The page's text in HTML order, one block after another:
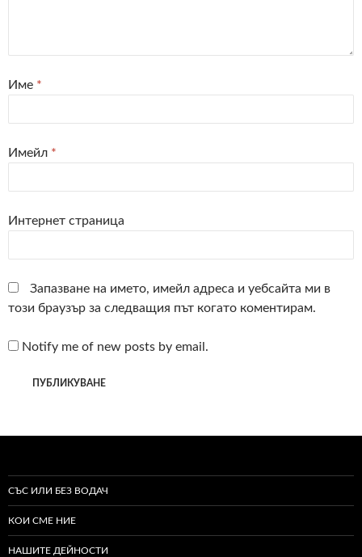
Име *
Имейл *
Интернет страница
Запазване на името, имейл адреса и уебсайта ми в
този браузър за следващия път когато коментирам.
Notify me of new posts by email.
СЪС ИЛИ БЕЗ ВОДАЧ
КОИ СМЕ НИЕ
НАШИТЕ ДЕЙНОСТИ